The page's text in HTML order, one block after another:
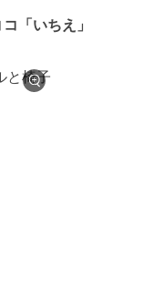
「いちえ」